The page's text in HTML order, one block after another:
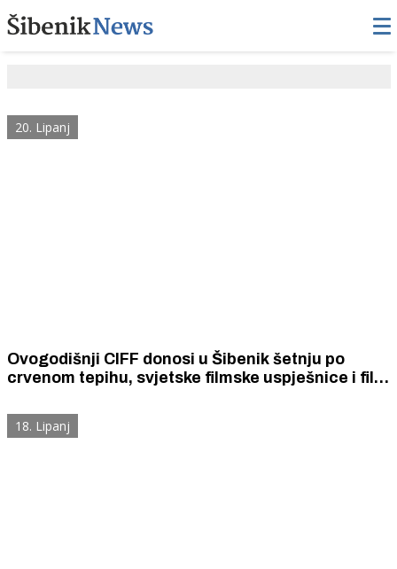
20. Lipanj
Ovogodišnji CIFF donosi u Šibenik šetnju po
crvenom tepihu, svjetske filmske uspješnice i film
18. Lipanj